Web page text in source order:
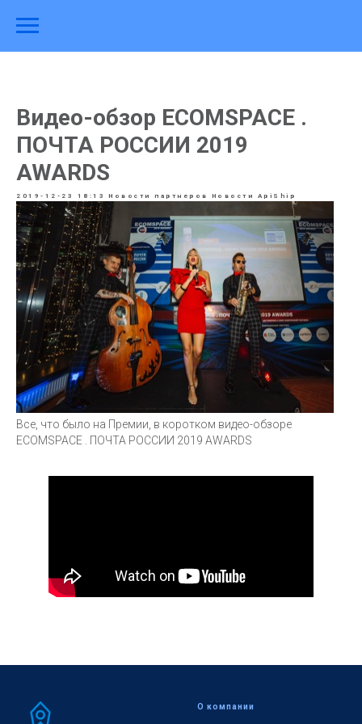
Видео-обзор ECOMSPACE .
ПОЧТА РОССИИ 2019
AWARDS
2019-12-23 18:13 Новости партнеров Новости ApiShip
Все, что было на Премии, в коротком видео-обзоре
ECOMSPACE . ПОЧТА РОССИИ 2019 AWARDS
О компании